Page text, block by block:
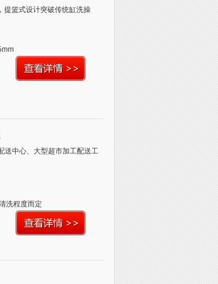
提篮式设计突破传统缸洗操
送中心、大型超市加工配送工
洗程度而定